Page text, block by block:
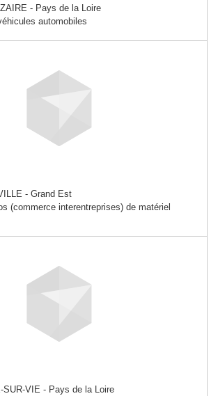
- Pays de la Loire
automobiles
- Grand Est
(commerce interentreprises) de matériel
SUR-VIE - Pays de la Loire